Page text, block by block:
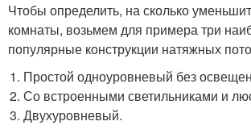
Чтобы определить, на сколько
комнаты, возьмем для примера три
популярные конструкции натяжных
Простой одноуровневый без
Со встроенными светильниками и
Двухуровневый.